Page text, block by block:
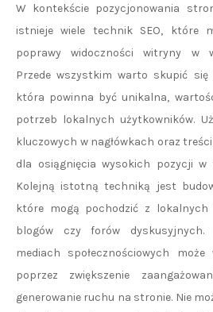
W kontekście pozycjonowania
istnieje wiele technik SEO, które
poprawy widoczności witryny w
Przede wszystkim warto skupić
która powinna być unikalna,
potrzeb lokalnych użytkowników.
kluczowych w nagłówkach oraz
dla osiągnięcia wysokich pozycji w
Kolejną istotną techniką jest
które mogą pochodzić z
blogów czy forów dyskusyjnych.
mediach społecznościowych może
poprzez zwiększenie
generowanie ruchu na stronie. Nie